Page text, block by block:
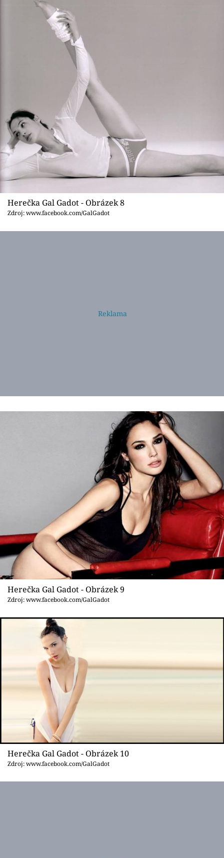
Herečka Gal Gadot - Obrázek 8
Zdroj: www.facebook.com/GalGadot
Herečka Gal Gadot - Obrázek 9
Zdroj: www.facebook.com/GalGadot
Herečka Gal Gadot - Obrázek 10
Zdroj: www.facebook.com/GalGadot